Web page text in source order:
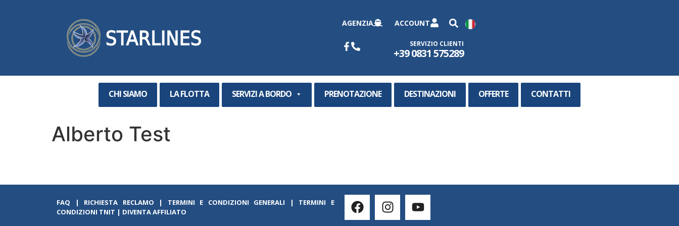
AGENZIA ACCOUNT
SERVIZIO CLIENTI
+39 0831 575289
CHI SIAMO LA FLOTTA SERVIZI A BORDO PRENOTAZIONE DESTINAZIONI OFFERTE CONTATTI
Alberto Test
FAQ | RICHIESTA RECLAMO | TERMINI E CONDIZIONI GENERALI | TERMINI E
CONDIZIONI TNIT | DIVENTA AFFILIATO